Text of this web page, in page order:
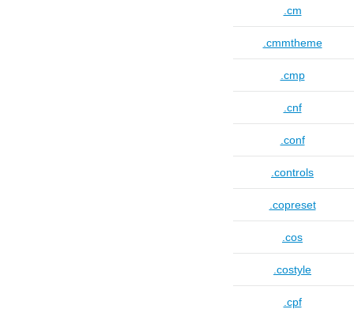
.cm
.cmmtheme
.cmp
.cnf
.conf
.controls
.copreset
.cos
.costyle
.cpf